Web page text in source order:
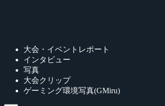
大会・イベントレポート
インタビュー
写真
大会クリップ
ゲーミング環境写真(GMiru)